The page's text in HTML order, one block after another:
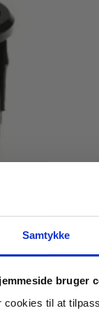
Samtykke
bruger
cookies til at